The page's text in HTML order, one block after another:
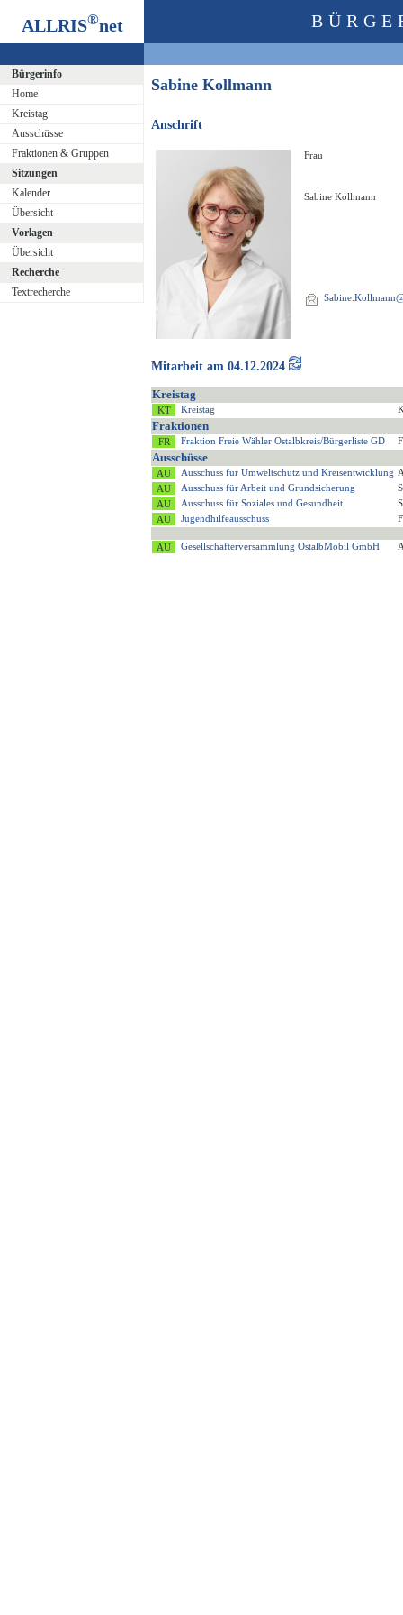
ALLRIS®net
Bürgerinfo
Home
Kreistag
Ausschüsse
Fraktionen & Gruppen
Sitzungen
Kalender
Übersicht
Vorlagen
Übersicht
Recherche
Textrecherche
Sabine Kollmann
Anschrift
Frau
Sabine Kollmann
Mitarbeit am 04.12.2024
Kreistag
Kreistag
Fraktionen
Fraktion Freie Wähler Ostalbkreis/Bürgerliste GD
Ausschüsse
Ausschuss für Umweltschutz und Kreisentwicklung
Ausschuss für Arbeit und Grundsicherung
Ausschuss für Soziales und Gesundheit
Jugendhilfeausschuss
Gesellschafterversammlung OstalbMobil GmbH